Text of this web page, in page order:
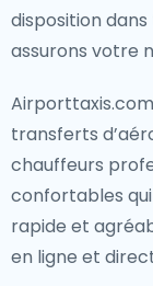
disposition
assurons votre
transferts
chauffeurs
confortables
rapide et
en ligne et